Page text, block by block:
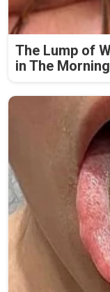
The Lump of
in The